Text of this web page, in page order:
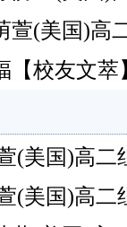
萱(美国)高
【校友文萃
(美国)高二
(美国)高二